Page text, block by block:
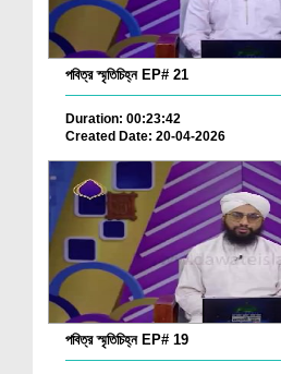
পবিত্র স্মৃতিচিহ্ন EP# 21
Duration: 00:23:42
Created Date: 20-04-2026
পবিত্র স্মৃতিচিহ্ন EP# 19